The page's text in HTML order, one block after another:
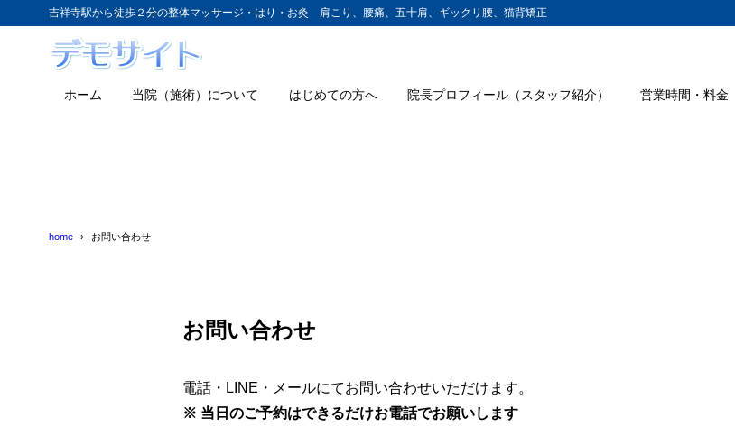
吉祥寺駅から徒歩２分の整体マッサージ・はり・お灸 肩こり、腰痛、五十肩、ギックリ腰、猫背矯正
ホーム 当院（施術）について はじめての方へ 院長プロフィール（スタッフ紹介） 営業時間・料金
home お問い合わせ
お問い合わせ
電話・LINE・メールにてお問い合わせいただけます。
※ 当日のご予約はできるだけお電話でお願いします